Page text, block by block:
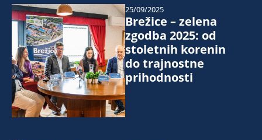
Brežice – zelena
zgodba 2025: od
stoletnih korenin
do trajnostne
prihodnosti
25/09/2025